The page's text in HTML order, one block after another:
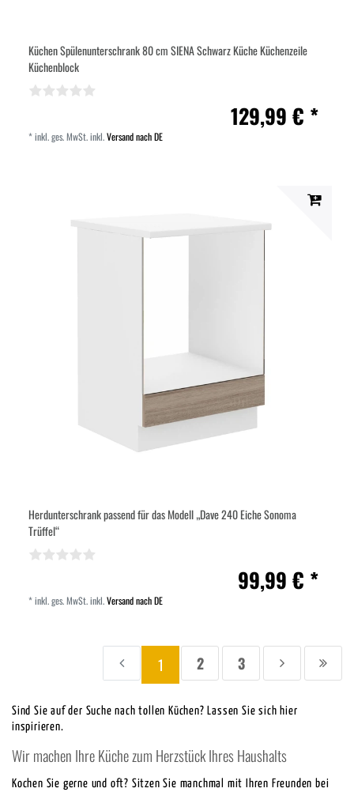
Küchen Spülenunterschrank 80 cm SIENA Schwarz Küche Küchenzeile
Küchenblock
129,99 € *
*inkl. ges. MwSt.inkl.Versand nach DE
Herdunterschrank passend für das Modell „Dave 240 Eiche Sonoma
Trüffel“
99,99 € *
*inkl. ges. MwSt.inkl.Versand nach DE
Zur
vorherigen
Seite
Aktuelle
Seite:
1 Seite
2 Seite
3
Zur
Seite
Zur
Sind Sie auf der Suche nach tollen Küchen? Lassen Sie sich hier
inspirieren.
Wir machen Ihre Küche zum Herzstück Ihres Haushalts
Kochen Sie gerne und oft? Sitzen Sie manchmal mit Ihren Freunden bei